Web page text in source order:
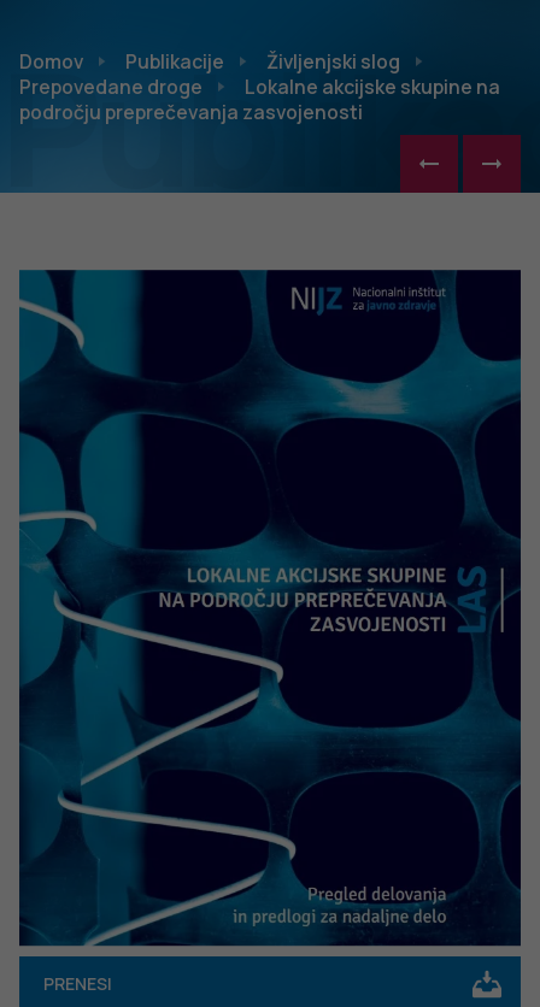
Domov Publikacije
Življenjski slog
Prepovedane droge
Lokalne akcijske skupine na
področju preprečevanja zasvojenosti
PRENESI